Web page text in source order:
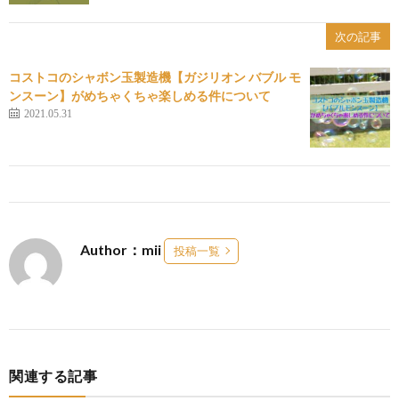
次の記事
コストコのシャボン玉製造機【ガジリオン バブル モ
ンスーン】がめちゃくちゃ楽しめる件について
2021.05.31
Author：mii 投稿一覧
関連する記事